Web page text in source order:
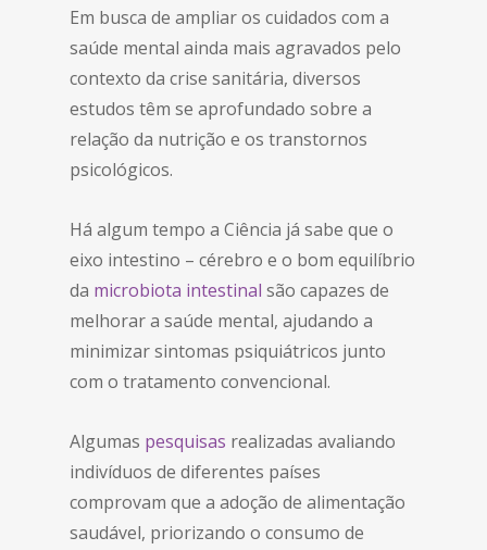
Em busca de ampliar os cuidados com a
saúde mental ainda mais agravados pelo
contexto da crise sanitária, diversos
estudos têm se aprofundado sobre a
relação da nutrição e os transtornos
psicológicos.
Há algum tempo a Ciência já sabe que o
eixo intestino – cérebro e o bom equilíbrio
da microbiota intestinal são capazes de
melhorar a saúde mental, ajudando a
minimizar sintomas psiquiátricos junto
com o tratamento convencional.
Algumas pesquisas realizadas avaliando
indivíduos de diferentes países
comprovam que a adoção de alimentação
saudável, priorizando o consumo de